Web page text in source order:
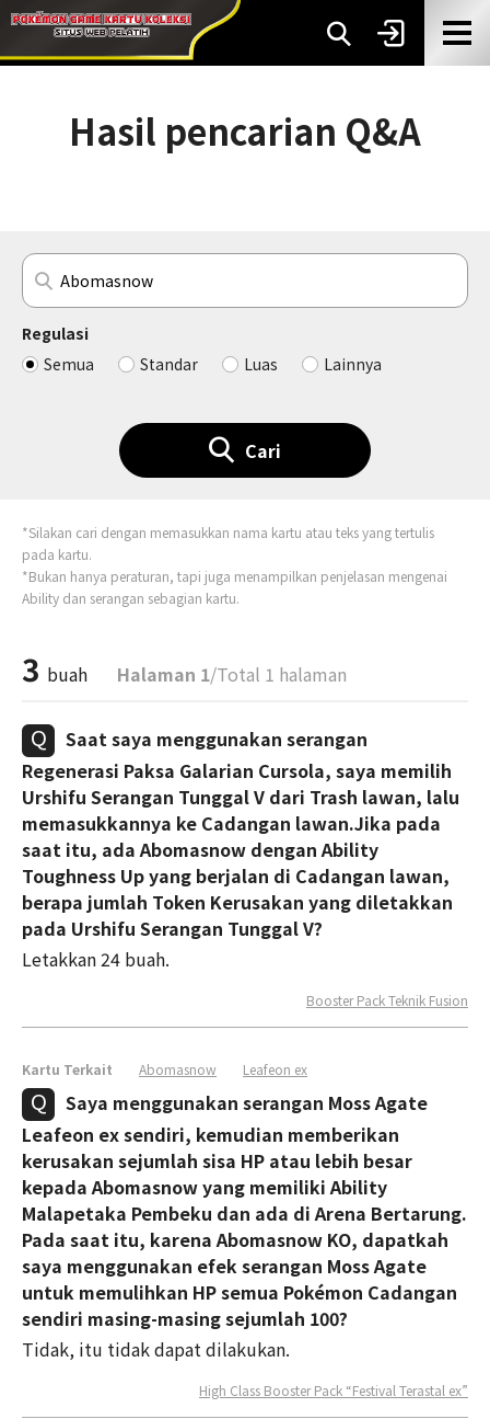
Hasil pencarian Q&A
Regulasi
Semua
Standar Luas Lainnya
Cari
*Silakan cari dengan memasukkan nama kartu atau teks yang tertulis
pada kartu.
*Bukan hanya peraturan, tapi juga menampilkan penjelasan mengenai
Ability dan serangan sebagian kartu.
3 buah Halaman 1/Total 1 halaman
Saat saya menggunakan serangan
Regenerasi Paksa Galarian Cursola, saya memilih
Urshifu Serangan Tunggal V dari Trash lawan, lalu
memasukkannya ke Cadangan lawan.Jika pada
saat itu, ada Abomasnow dengan Ability
Toughness Up yang berjalan di Cadangan lawan,
berapa jumlah Token Kerusakan yang diletakkan
pada Urshifu Serangan Tunggal V?
Letakkan 24 buah.
Booster Pack Teknik Fusion
Kartu Terkait Abomasnow Leafeon ex
Saya menggunakan serangan Moss Agate
Leafeon ex sendiri, kemudian memberikan
kerusakan sejumlah sisa HP atau lebih besar
kepada Abomasnow yang memiliki Ability
Malapetaka Pembeku dan ada di Arena Bertarung.
Pada saat itu, karena Abomasnow KO, dapatkah
saya menggunakan efek serangan Moss Agate
untuk memulihkan HP semua Pokémon Cadangan
sendiri masing-masing sejumlah 100?
Tidak, itu tidak dapat dilakukan.
High Class Booster Pack “Festival Terastal ex”